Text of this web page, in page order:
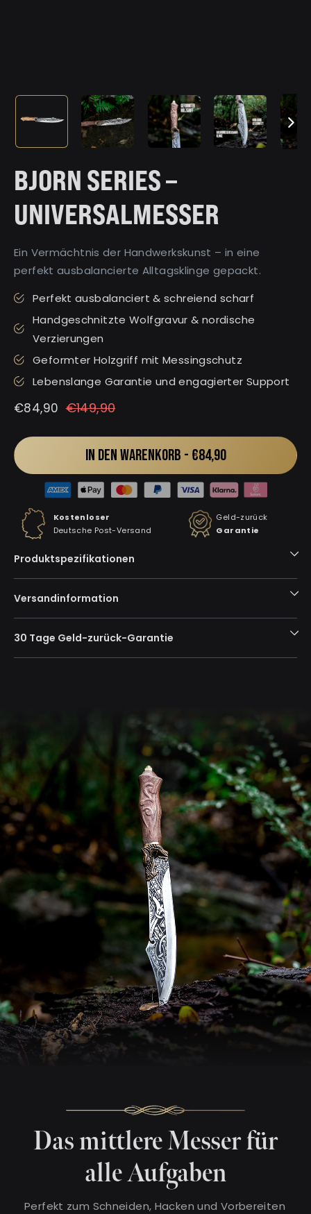
BJORN SERIES –
UNIVERSALMESSER
Ein Vermächtnis der Handwerkskunst – in eine
perfekt ausbalancierte Alltagsklinge gepackt.
Perfekt ausbalanciert & schreiend scharf
Handgeschnitzte Wolfgravur & nordische
Verzierungen
Geformter Holzgriff mit Messingschutz
Lebenslange Garantie und engagierter Support
Normaler
Sonderpreis
€84,90 €149,90
IN DEN WARENKORB - €84,90
Kostenloser
Deutsche Post-Versand
Geld-zurück
Garantie
Produktspezifikationen
Versandinformation
30 Tage Geld-zurück-Garantie
Das mittlere Messer für
alle Aufgaben
Perfekt zum Schneiden, Hacken und Vorbereiten